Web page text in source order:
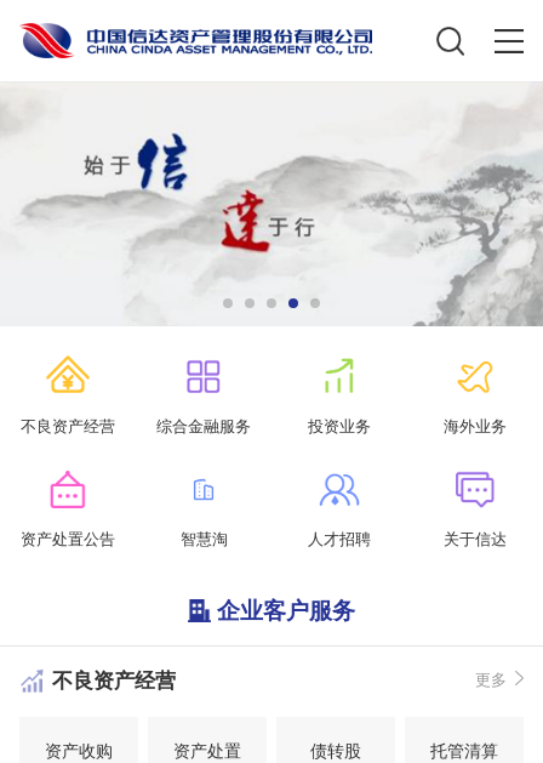
不良资产经营 综合金融服务 投资业务 海外业务
资产处置公告 智慧淘 人才招聘 关于信达
企业客户服务
不良资产经营 更多
资产收购 资产处置 债转股 托管清算